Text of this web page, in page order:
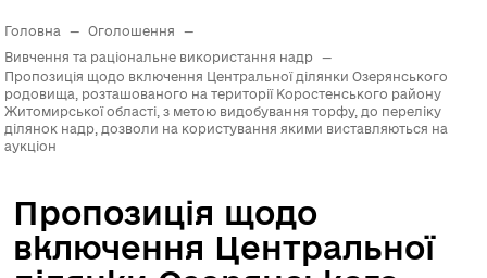
Головна — Оголошення
—
Вивчення та раціональне використання надр
—
Пропозиція щодо включення Центральної ділянки Озерянського
родовища, розташованого на території Коростенського району
Житомирської області, з метою видобування торфу, до переліку
ділянок надр, дозволи на користування якими виставляються на
аукціон
Пропозиція щодо
включення Центральної